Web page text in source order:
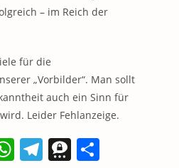
– im Reich der
für die
„Vorbilder“. Man sollt
auch ein Sinn für
Leider Fehlanzeige.
W T T